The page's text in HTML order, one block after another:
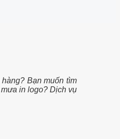
Bạn muốn tìm
in logo? Dịch vụ